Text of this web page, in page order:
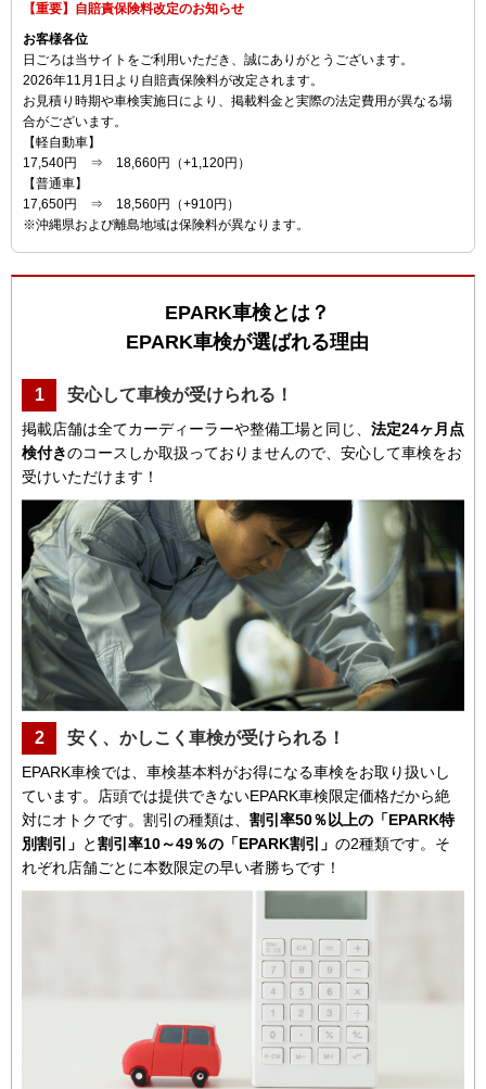
【重要】自賠責保険料改定のお知らせ
お客様各位
日ごろは当サイトをご利用いただき、誠にありがとうございます。
2026年11月1日より自賠責保険料が改定されます。
お見積り時期や車検実施日により、掲載料金と実際の法定費用が異なる場
合がございます。
【軽自動車】
17,540円 ⇒ 18,660円（+1,120円）
【普通車】
17,650円 ⇒ 18,560円（+910円）
※沖縄県および離島地域は保険料が異なります。
EPARK車検とは？
EPARK車検が選ばれる理由
1 安心して車検が受けられる！
掲載店舗は全てカーディーラーや整備工場と同じ、 法定24ヶ月点
検付きのコースしか取扱っておりませんので、安心して車検をお
受けいただけます！
2 安く、かしこく車検が受けられる！
EPARK車検では、車検基本料がお得になる車検をお取り扱いし
ています。店頭では提供できないEPARK車検限定価格だから絶
対にオトクです。割引の種類は、 割引率50％以上の「EPARK特
別割引」 と割引率10～49％の「EPARK割引」 の2種類です。そ
れぞれ店舗ごとに本数限定の早い者勝ちです！